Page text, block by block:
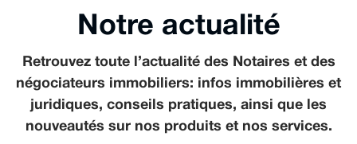
Notre actualité
Retrouvez toute l’actualité des Notaires et des
négociateurs immobiliers : infos immobilières et
juridiques, conseils pratiques, ainsi que les
nouveautés sur nos produits et nos services.